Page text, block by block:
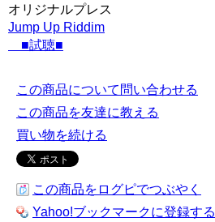
オリジナルプレス
Jump Up Riddim
■試聴■
この商品について問い合わせる
この商品を友達に教える
買い物を続ける
この商品をログピでつぶやく
Yahoo!ブックマークに登録する